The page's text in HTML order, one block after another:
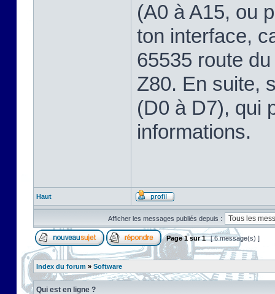
(A0 à A15, ou
ton interface,
65535 route
Z80. En suite,
(D0 à D7), qui
informations.
Haut
Afficher les messages publiés depuis :
Page1sur1 [ 6 message(s) ]
Index du forum » Software
Qui est en ligne ?